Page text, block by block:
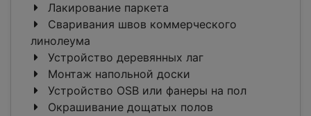
Лакирование паркета
Сваривания швов коммерческого
линолеума
Устройство деревянных лаг
Монтаж напольной доски
Устройство OSB или фанеры на пол
Окрашивание дощатых полов